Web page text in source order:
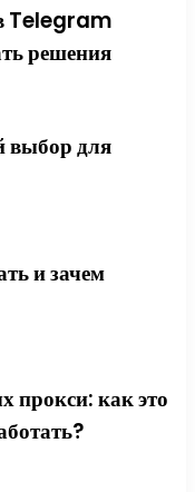
Telegram
решения
выбор для
и зачем
прокси: как это